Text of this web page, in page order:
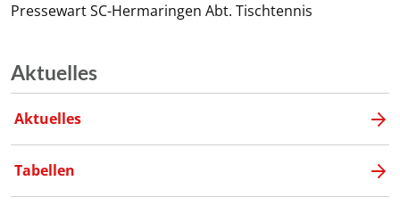
Pressewart SC-Hermaringen Abt. Tischtennis
Aktuelles
Aktuelles
Tabellen